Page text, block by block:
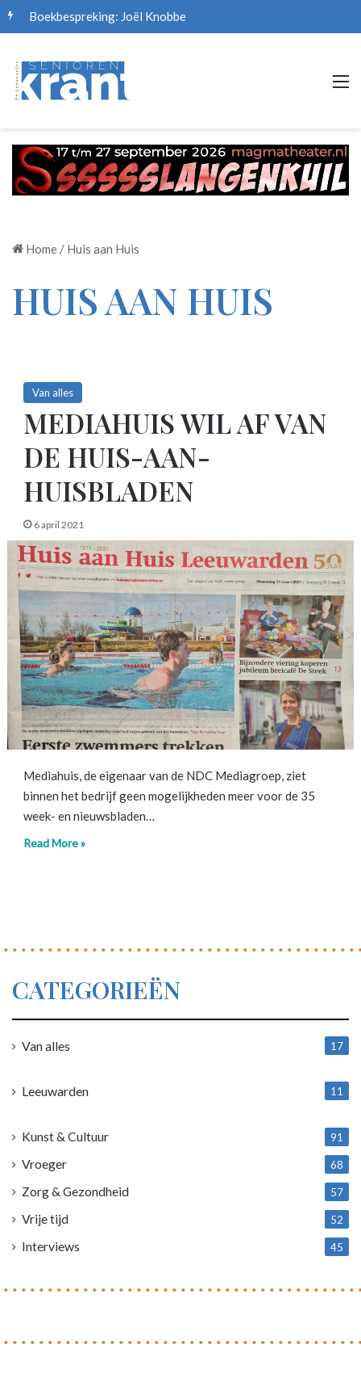
Boekbespreking: Joël Knobbe
Home / Huis aan Huis
HUIS AAN HUIS
Van alles
MEDIAHUIS WIL AF VAN
DE HUIS-AAN-
HUISBLADEN
6 april 2021
Mediahuis, de eigenaar van de NDC Mediagroep, ziet
binnen het bedrijf geen mogelijkheden meer voor de 35
week- en nieuwsbladen…
Read More »
CATEGORIEËN
Van alles
17
Leeuwarden
11
Kunst & Cultuur 91
Vroeger 68
Zorg & Gezondheid 57
Vrije tijd 52
Interviews 45